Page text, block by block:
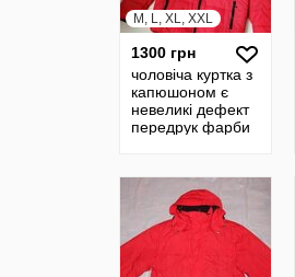
M, L, XL, XXL
1300 грн
чоловіча куртка з
капюшоном є
невеликі дефект
передрук фарби